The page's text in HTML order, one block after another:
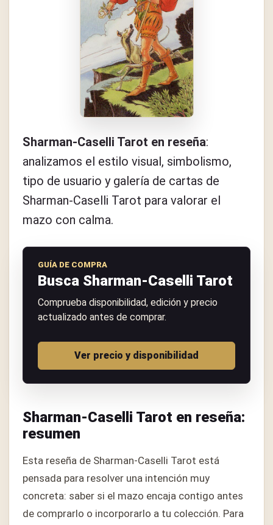
Sharman-Caselli Tarot en reseña:
analizamos el estilo visual, simbolismo,
tipo de usuario y galería de cartas de
Sharman-Caselli Tarot para valorar el
mazo con calma.
GUÍA DE COMPRA
Busca Sharman-Caselli Tarot
Comprueba disponibilidad, edición y precio
actualizado antes de comprar.
Ver precio y disponibilidad
Sharman-Caselli Tarot en reseña:
resumen
Esta reseña de Sharman-Caselli Tarot está
pensada para resolver una intención muy
concreta: saber si el mazo encaja contigo antes
de comprarlo o incorporarlo a tu colección. Para